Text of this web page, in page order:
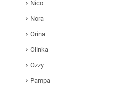
Nico
Nora
Orina
Olinka
Ozzy
Pampa